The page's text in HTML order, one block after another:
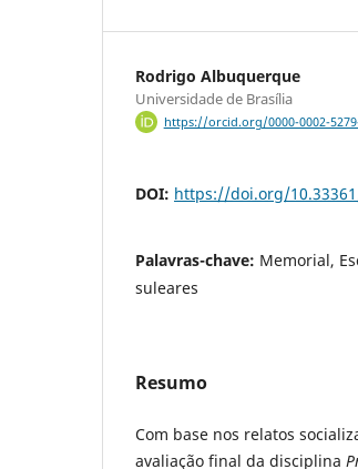
Rodrigo Albuquerque
Universidade de Brasília
https://orcid.org/0000-0002-
DOI: https://doi.org/
Palavras-chave: Memorial,
suleares
Resumo
Com base nos relatos
avaliação final da disciplina